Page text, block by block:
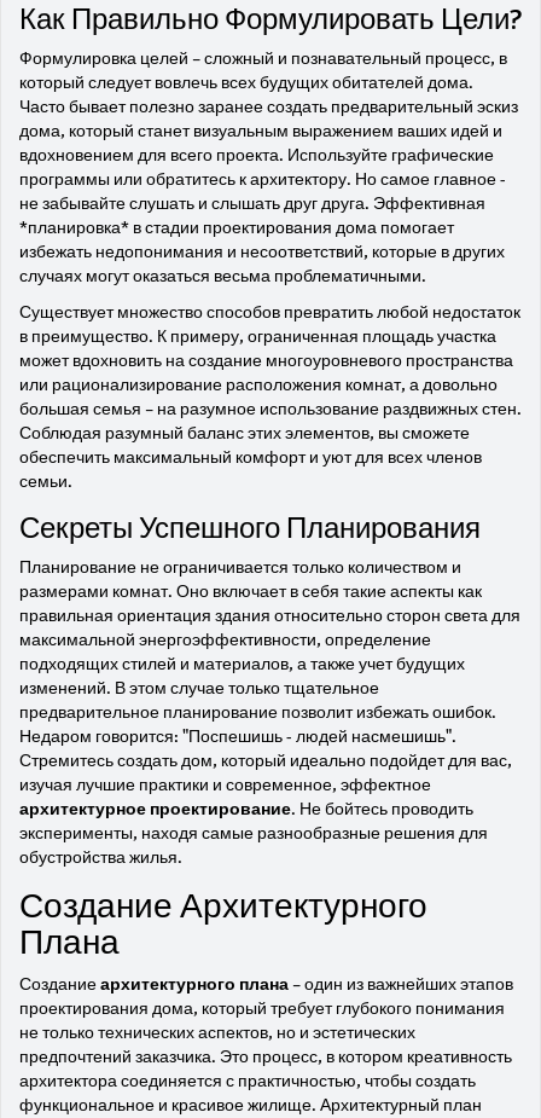
Как Правильно Формулировать Цели?
Формулировка целей – сложный и познавательный процесс, в
который следует вовлечь всех будущих обитателей дома.
Часто бывает полезно заранее создать предварительный эскиз
дома, который станет визуальным выражением ваших идей и
вдохновением для всего проекта. Используйте графические
программы или обратитесь к архитектору. Но самое главное -
не забывайте слушать и слышать друг друга. Эффективная
*планировка* в стадии проектирования дома помогает
избежать недопонимания и несоответствий, которые в других
случаях могут оказаться весьма проблематичными.
Существует множество способов превратить любой недостаток
в преимущество. К примеру, ограниченная площадь участка
может вдохновить на создание многоуровневого пространства
или рационализирование расположения комнат, а довольно
большая семья – на разумное использование раздвижных стен.
Соблюдая разумный баланс этих элементов, вы сможете
обеспечить максимальный комфорт и уют для всех членов
семьи.
Секреты Успешного Планирования
Планирование не ограничивается только количеством и
размерами комнат. Оно включает в себя такие аспекты как
правильная ориентация здания относительно сторон света для
максимальной энергоэффективности, определение
подходящих стилей и материалов, а также учет будущих
изменений. В этом случае только тщательное
предварительное планирование позволит избежать ошибок.
Недаром говорится: "Поспешишь - людей насмешишь".
Стремитесь создать дом, который идеально подойдет для вас,
изучая лучшие практики и современное, эффектное
архитектурное проектирование. Не бойтесь проводить
эксперименты, находя самые разнообразные решения для
обустройства жилья.
Создание Архитектурного
Плана
Созданиеархитектурного плана– один из важнейших этапов
проектирования дома, который требует глубокого понимания
не только технических аспектов, но и эстетических
предпочтений заказчика. Это процесс, в котором креативность
архитектора соединяется с практичностью, чтобы создать
функциональное и красивое жилище. Архитектурный план